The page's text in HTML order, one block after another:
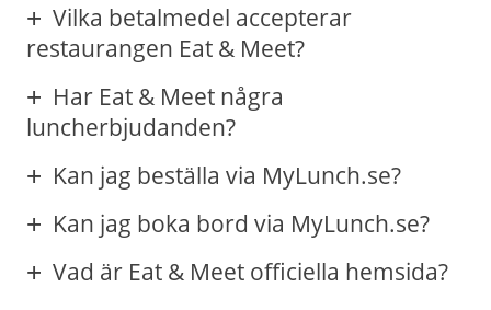
Vilka betalmedel accepterar
restaurangen Eat & Meet?
Har Eat & Meet några
luncherbjudanden?
Kan jag beställa via MyLunch.se?
Kan jag boka bord via MyLunch.se?
Vad är Eat & Meet officiella hemsida?